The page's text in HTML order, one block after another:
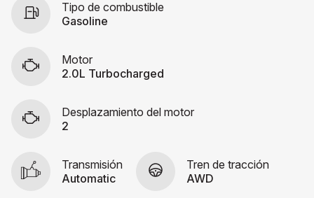
Tipo de combustible
Gasoline
Motor
2.0L Turbocharged
Desplazamiento del motor
2
Transmisión
Automatic
Tren de tracción
AWD